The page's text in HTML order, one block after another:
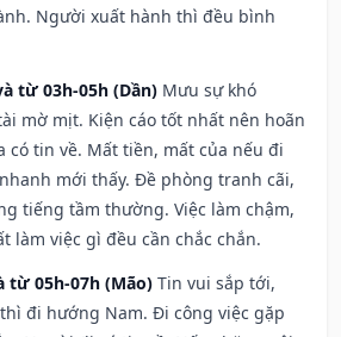
Người xuất hành thì đều bình
từ 03h-05h (Dần) Mưu sự khó
mờ mịt. Kiện cáo tốt nhất nên hoãn
có tin về. Mất tiền, mất của nếu đi
mới thấy. Đề phòng tranh cãi,
tiếng tầm thường. Việc làm chậm,
làm việc gì đều cần chắc chắn.
từ 05h-07h (Mão) Tin vui sắp tới,
đi hướng Nam. Đi công việc gặp